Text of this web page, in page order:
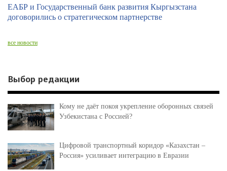
ЕАБР и Государственный банк развития Кыргызстана
договорились о стратегическом партнерстве
все новости
Выбор редакции
Кому не даёт покоя укрепление оборонных связей
Узбекистана с Россией?
Цифровой транспортный коридор «Казахстан –
Россия» усиливает интеграцию в Евразии